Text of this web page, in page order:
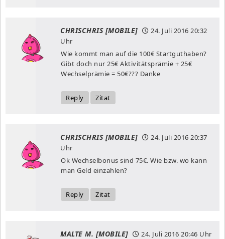
CHRISCHRIS [MOBILE] 24. Juli 2016 20:32
Uhr
Wie kommt man auf die 100€ Startguthaben?
Gibt doch nur 25€ Aktivitätsprämie + 25€
Wechselprämie = 50€??? Danke
Reply Zitat
CHRISCHRIS [MOBILE] 24. Juli 2016 20:37
Uhr
Ok Wechselbonus sind 75€. Wie bzw. wo kann
man Geld einzahlen?
Reply Zitat
MALTE M. [MOBILE] 24. Juli 2016 20:46 Uhr